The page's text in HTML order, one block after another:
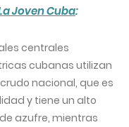
Joven Cuba:
centrales
cubanas utilizan
nacional, que es
y tiene un alto
azufre, mientras